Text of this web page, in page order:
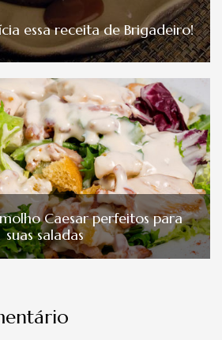
essa receita de Brigadeiro!
Caesar perfeitos para
suas saladas